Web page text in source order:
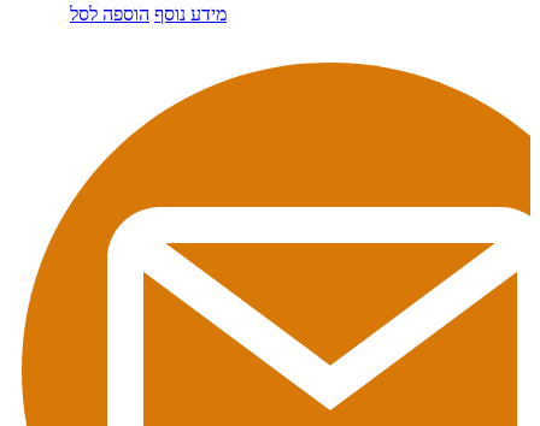
מידע נוסף הוספה לסל